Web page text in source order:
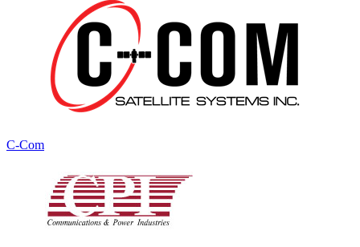
C-Com